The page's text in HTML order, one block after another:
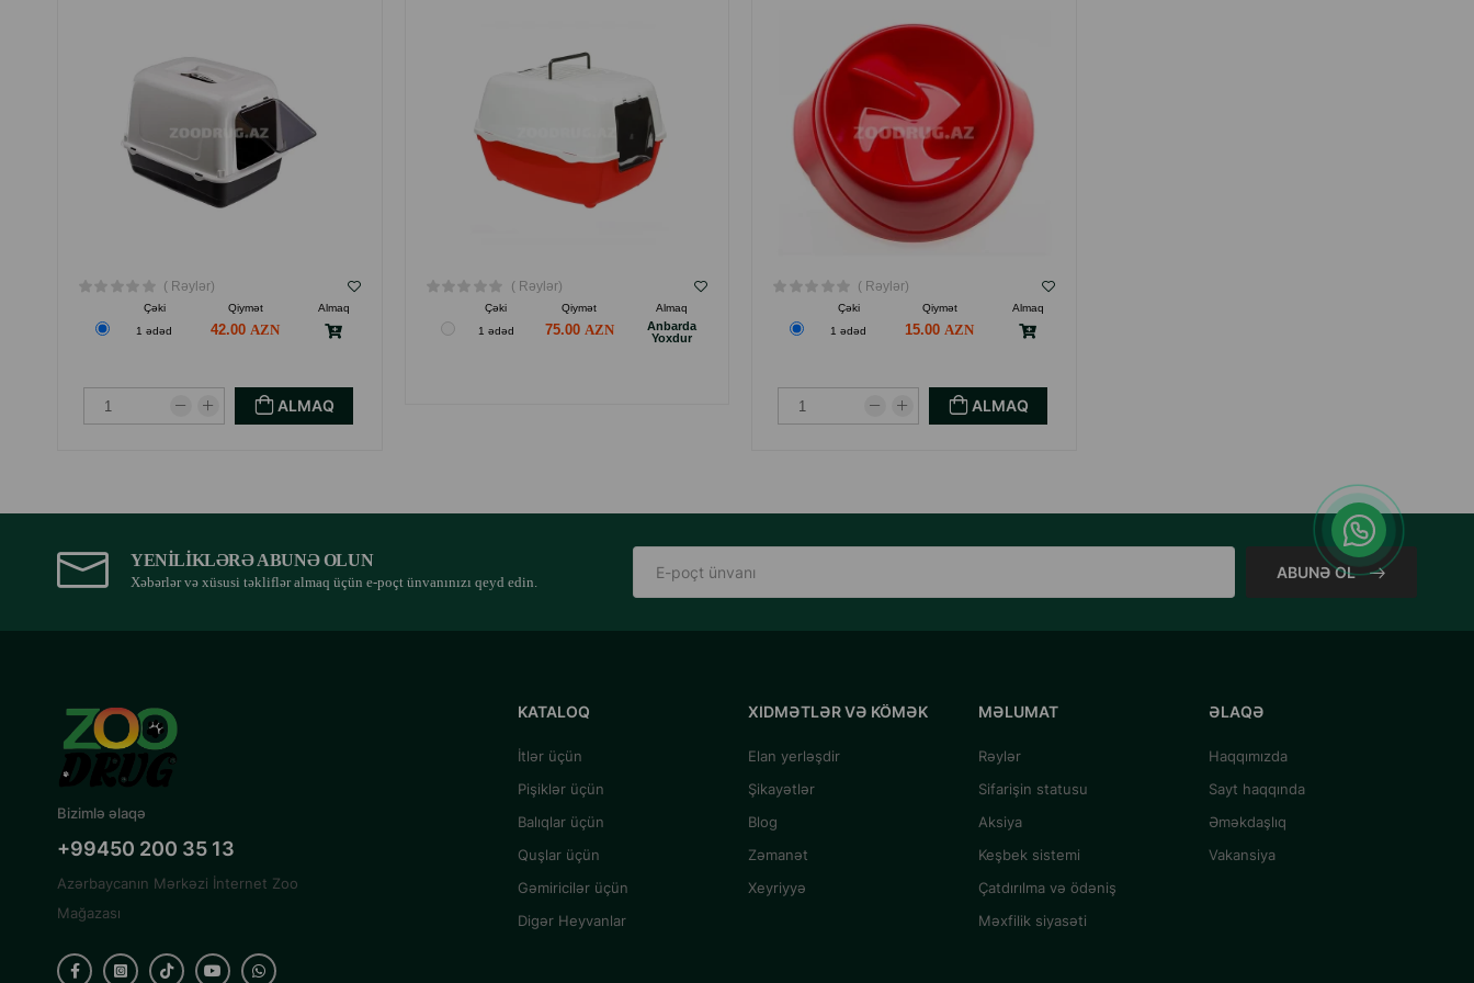
( Rəylər)
Çəki Qiymət
Almaq
1 ədəd
42.00
ALMAQ
( Rəylər)
Çəki Qiymət
Almaq
1 ədəd
75.00
Anbarda
Yoxdur
( Rəylər)
Çəki Qiymət
Almaq
1 ədəd
15.00
ALMAQ
YENILIKLƏRƏ ABUNƏ OLUN
Xəbərlər və xüsusi təkliflər almaq üçün e-poçt ünvanınızı qeyd edin.
ABUNƏ OL
Bizimlə əlaqə
+99450 200 35 13
Azərbaycanın Mərkəzi İnternet Zoo
Mağazası
KATALOQ
İtlər üçün
Pişiklər üçün
Balıqlar üçün
Quşlar üçün
Gəmiricilər üçün
Digər Heyvanlar
XIDMƏTLƏR VƏ KÖMƏK
Elan yerləşdir
Şikayətlər
Blog
Zəmanət
Xeyriyyə
MƏLUMAT
Rəylər
Sifarişin statusu
Aksiya
Keşbek sistemi
Çatdırılma və ödəniş
Məxfilik siyasəti
ƏLAQƏ
Haqqımızda
Sayt haqqında
Əməkdaşlıq
Vakansiya